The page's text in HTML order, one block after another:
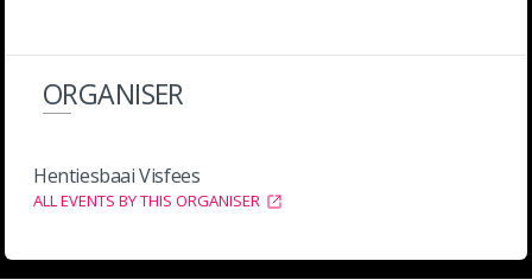
ORGANISER
Hentiesbaai Visfees
ALL EVENTS BY THIS ORGANISER